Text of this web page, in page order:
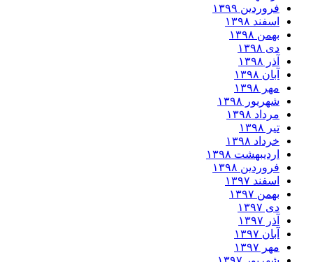
فروردین ۱۳۹۹
اسفند ۱۳۹۸
بهمن ۱۳۹۸
دی ۱۳۹۸
آذر ۱۳۹۸
آبان ۱۳۹۸
مهر ۱۳۹۸
شهریور ۱۳۹۸
مرداد ۱۳۹۸
تیر ۱۳۹۸
خرداد ۱۳۹۸
اردیبهشت ۱۳۹۸
فروردین ۱۳۹۸
اسفند ۱۳۹۷
بهمن ۱۳۹۷
دی ۱۳۹۷
آذر ۱۳۹۷
آبان ۱۳۹۷
مهر ۱۳۹۷